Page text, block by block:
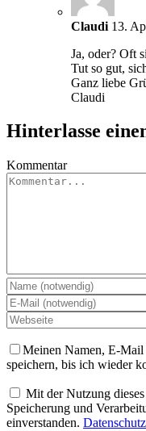
Claudi 13.
Ja, oder? Oft
Tut so gut,
Ganz liebe
Claudi
Hinterlasse
Kommentar
Meinen Namen, E-Mail
speichern, bis ich wieder
Mit der Nutzung
Speicherung und
einverstanden.